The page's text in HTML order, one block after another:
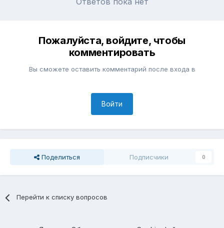
Пожалуйста, войдите, чтобы
комментировать
Вы сможете оставить комментарий после входа в
Войти
Поделиться Подписчики 0
Перейти к списку вопросов